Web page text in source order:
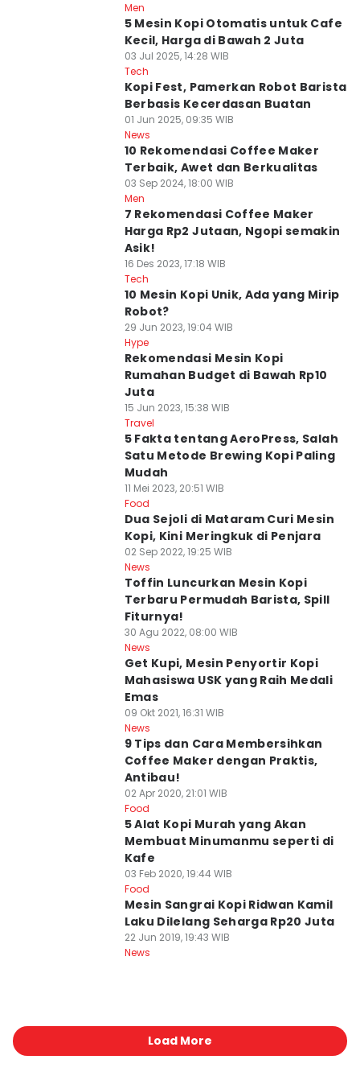
Men
5 Mesin Kopi Otomatis untuk Cafe
Kecil, Harga di Bawah 2 Juta
03 Jul 2025, 14:28 WIB
Tech
Kopi Fest, Pamerkan Robot Barista
Berbasis Kecerdasan Buatan
01 Jun 2025, 09:35 WIB
News
10 Rekomendasi Coffee Maker
Terbaik, Awet dan Berkualitas
03 Sep 2024, 18:00 WIB
Men
7 Rekomendasi Coffee Maker
Harga Rp2 Jutaan, Ngopi semakin
Asik!
16 Des 2023, 17:18 WIB
Tech
10 Mesin Kopi Unik, Ada yang Mirip
Robot?
29 Jun 2023, 19:04 WIB
Hype
Rekomendasi Mesin Kopi
Rumahan Budget di Bawah Rp10
Juta
15 Jun 2023, 15:38 WIB
Travel
5 Fakta tentang AeroPress, Salah
Satu Metode Brewing Kopi Paling
Mudah
11 Mei 2023, 20:51 WIB
Food
Dua Sejoli di Mataram Curi Mesin
Kopi, Kini Meringkuk di Penjara
02 Sep 2022, 19:25 WIB
News
Toffin Luncurkan Mesin Kopi
Terbaru Permudah Barista, Spill
Fiturnya!
30 Agu 2022, 08:00 WIB
News
Get Kupi, Mesin Penyortir Kopi
Mahasiswa USK yang Raih Medali
Emas
09 Okt 2021, 16:31 WIB
News
9 Tips dan Cara Membersihkan
Coffee Maker dengan Praktis,
Antibau!
02 Apr 2020, 21:01 WIB
Food
5 Alat Kopi Murah yang Akan
Membuat Minumanmu seperti di
Kafe
03 Feb 2020, 19:44 WIB
Food
Mesin Sangrai Kopi Ridwan Kamil
Laku Dilelang Seharga Rp20 Juta
22 Jun 2019, 19:43 WIB
News
Load More